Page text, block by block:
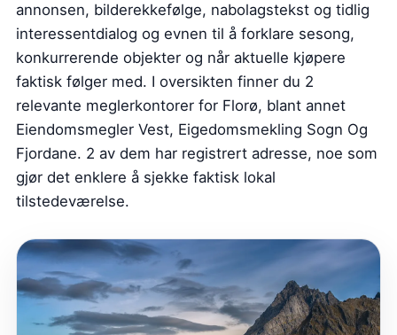
annonsen, bilderekkefølge, nabolagstekst og tidlig
interessentdialog og evnen til å forklare sesong,
konkurrerende objekter og når aktuelle kjøpere
faktisk følger med. I oversikten finner du 2
relevante meglerkontorer for Florø, blant annet
Eiendomsmegler Vest, Eigedomsmekling Sogn Og
Fjordane. 2 av dem har registrert adresse, noe som
gjør det enklere å sjekke faktisk lokal
tilstedeværelse.